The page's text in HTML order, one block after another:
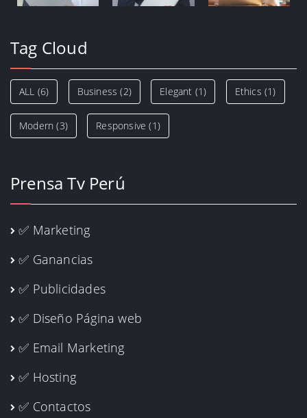
Tag Cloud
ALL (6) Business (2) Elegant (1) Ethics (1)
Modern (3) Responsive (1)
Prensa Tv Perú
✅ Marketing
✅ Ganancias
✅ Publicidades
✅ Diseño Página web
✅ Email Marketing
✅ Hosting
✅ Contactos